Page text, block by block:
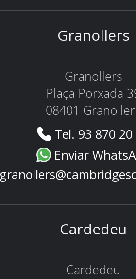
Granollers
Granollers
Plaça Porxada
08401
Tel. 93 870
Enviar
Cardedeu
Cardedeu